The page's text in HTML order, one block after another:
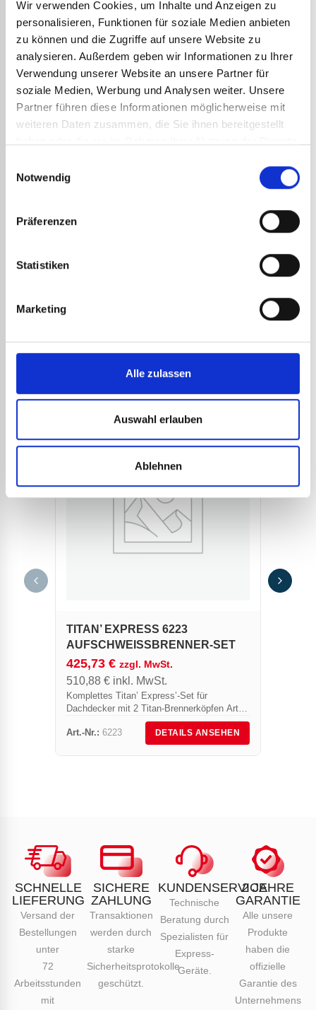
Wir verwenden Cookies, um Inhalte und Anzeigen zu
personalisieren, Funktionen für soziale Medien anbieten
zu können und die Zugriffe auf unsere Website zu
analysieren. Außerdem geben wir Informationen zu Ihrer
Verwendung unserer Website an unsere Partner für
soziale Medien, Werbung und Analysen weiter. Unsere
Partner führen diese Informationen möglicherweise mit
weiteren Daten zusammen, die Sie ihnen bereitgestellt
Notwendig
Präferenzen
Statistiken
Marketing
Alle zulassen
Auswahl erlauben
Ablehnen
Anzunder mit 5 Ersatzsteinen
Art.-
ANDERE
REFERENZEN
TITAN’ EXPRESS 6223
AUFSCHWEISSBRENNER-SET
425,73 € zzgl. MwSt.
510,88 € inkl. MwSt.
Komplettes Titan’ Express’-Set für
Dachdecker mit 2 Titan-Brennerköpfen Art.-
Art.-Nr.: 6223 DETAILS ANSEHEN
SCHNELLE
LIEFERUNG
Versand der
Bestellungen
unter
72
Arbeitsstunden
mit
SICHERE
ZAHLUNG
Transaktionen
werden durch
starke
Sicherheitsprotokolle
geschützt.
KUNDENSERVICE
Technische
Beratung durch
Spezialisten für
Express-
Geräte.
2 JAHRE
GARANTIE
Alle unsere
Produkte
haben die
offizielle
Garantie des
Unternehmens